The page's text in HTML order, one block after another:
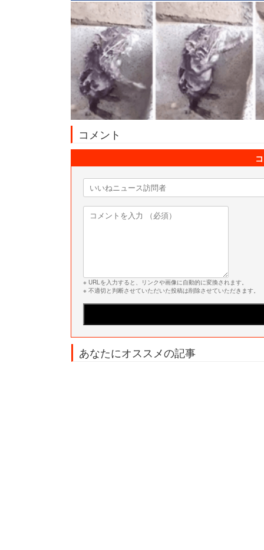
コメント
※ URLを入力すると、リンクや画像に自動的に変換されます。
※ 不適切と判断させていただいた投稿は削除させていただきます。
あなたにオススメの記事